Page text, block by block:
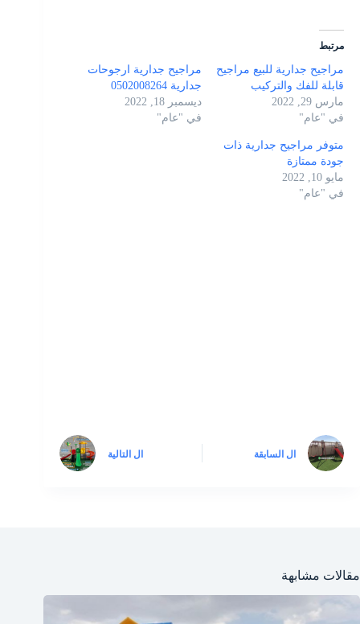
مرتبط
مراجيح جدارية للبيع مراجيح
قابلة للفك والتركيب
مارس 29, 2022
في "عام"
مراجيح جدارية ارجوحات
جدارية 0502008264
ديسمبر 18, 2022
في "عام"
متوفر مراجيح جدارية ذات
جودة ممتازة
مايو 10, 2022
في "عام"
ال السابقة ال التالية
مقالات مشابهة